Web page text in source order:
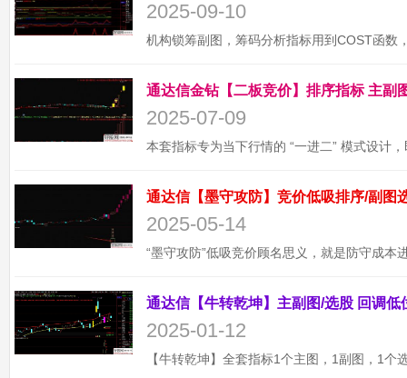
2025-09-10
2025-07-09
2025-05-14
2025-01-12